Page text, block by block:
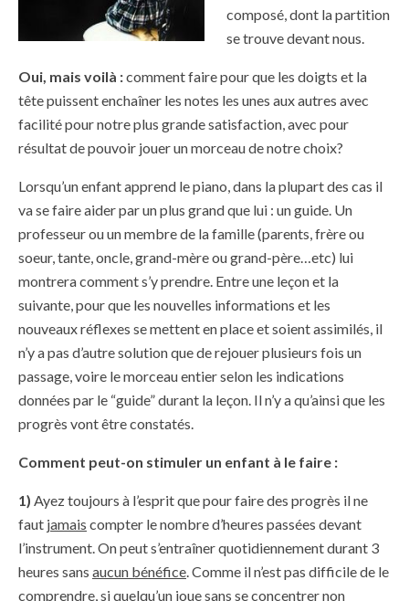
composé, dont la partition
se trouve devant nous.
Oui, mais voilà :comment faire pour que les doigts et la
tête puissent enchaîner les notes les unes aux autres avec
facilité pour notre plus grande satisfaction, avec pour
résultat de pouvoir jouer un morceau de notre choix?
Lorsqu’un enfant apprend le piano, dans la plupart des cas il
va se faire aider par un plus grand que lui : un guide. Un
professeur ou un membre de la famille (parents, frère ou
soeur, tante, oncle, grand-mère ou grand-père…etc) lui
montrera comment s’y prendre. Entre une leçon et la
suivante, pour que les nouvelles informations et les
nouveaux réflexes se mettent en place et soient assimilés, il
n’y a pas d’autre solution que de rejouer plusieurs fois un
passage, voire le morceau entier selon les indications
données par le “guide” durant la leçon. Il n’y a qu’ainsi que les
progrès vont être constatés.
Comment peut-on stimuler un enfant à le faire :
1) Ayez toujours à l’esprit que pour faire des progrès il ne
faut jamais compter le nombre d’heures passées devant
l’instrument. On peut s’entraîner quotidiennement durant 3
heures sans aucun bénéfice. Comme il n’est pas difficile de le
comprendre, si quelqu’un joue sans se concentrer non